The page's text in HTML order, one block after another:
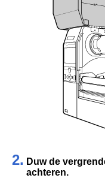
2. Duw de
achteren.